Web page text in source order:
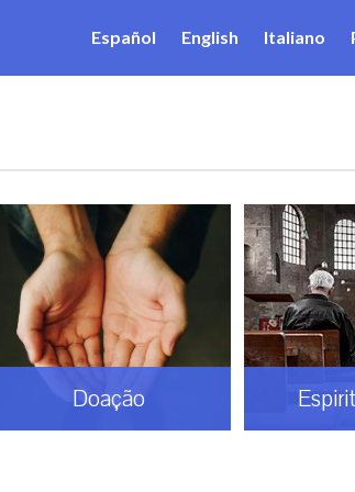
Español English Italiano
Doação